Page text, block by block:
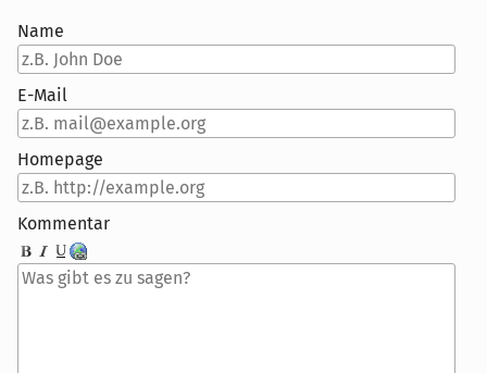
Name
E-Mail
Homepage
Kommentar